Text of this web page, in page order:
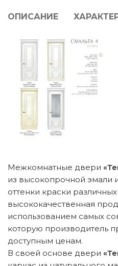
ОПИСАНИЕ
Межкомнатные двери
из высокопрочной эмали
оттенки краски
высококачественная
использованием самых
которую производитель
доступным ценам.
В своей основе двери